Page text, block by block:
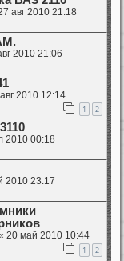
авг 2010 21:18
2010 21:06
2010 12:14
1 2
2010 00:18
2010 23:17
20 май 2010 10:44
1 2